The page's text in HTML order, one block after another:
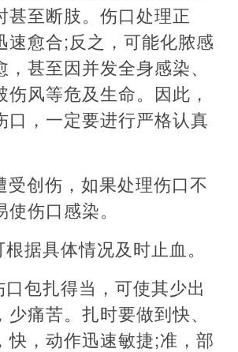
甚至断肢。伤口处理正
速愈合;反之，可能化脓感
甚至因并发全身感染、
风等危及生命。因此，
口，一定要进行严格认真
受创伤，如果处理伤口不
伤口感染。
据具体情况及时止血。
包扎得当，可使其少出
痛苦。扎时要做到快、
快，动作迅速敏捷;准，部